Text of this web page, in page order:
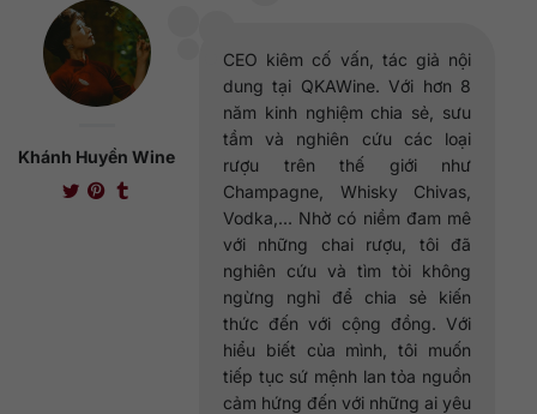
Khánh Huyền Wine
CEO kiêm cố vấn, tác giả nội
dung tại QKAWine. Với hơn 8
năm kinh nghiệm chia sẻ, sưu
tầm và nghiên cứu các loại
rượu trên thế giới như
Champagne, Whisky Chivas,
Vodka,... Nhờ có niềm đam mê
với những chai rượu, tôi đã
nghiên cứu và tìm tòi không
ngừng nghỉ để chia sẻ kiến
thức đến với cộng đồng. Với
hiểu biết của mình, tôi muốn
tiếp tục sứ mệnh lan tỏa nguồn
cảm hứng đến với những ai yêu